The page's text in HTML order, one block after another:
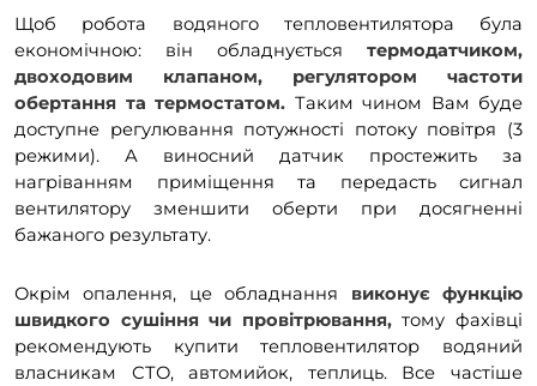
Щоб робота водяного тепловентилятора була
економічною: він обладнується термодатчиком,
двоходовим клапаном, регулятором частоти
обертання та термостатом. Таким чином Вам буде
доступне регулювання потужності потоку повітря (3
режими). А виносний датчик простежить за
нагріванням приміщення та передасть сигнал
вентилятору зменшити оберти при досягненні
бажаного результату.
Окрім опалення, це обладнання виконує функцію
швидкого сушіння чи провітрювання,тому фахівці
рекомендують купити тепловентилятор водяний
власникам СТО, автомийок, теплиць. Все частіше